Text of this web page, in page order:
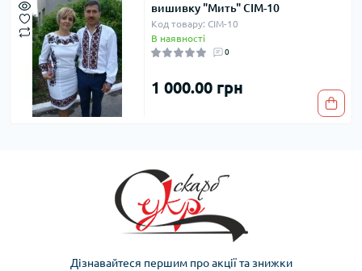
вишивку "Мить" СІМ-10
Код товару: СІМ-10
В наявності
0
1 000.00 грн
Дізнавайтеся першим про акції та знижки